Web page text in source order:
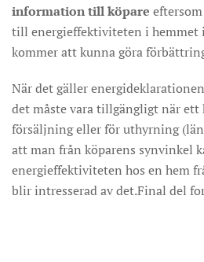
information till köpare
till energieffektiviteten i hemmet
kommer att kunna göra
När det gäller
det måste vara tillgängligt när ett
försäljning eller för uthyrning
att man från köparens synvinkel
energieffektiviteten hos en hem
blir intresserad av det.Final del